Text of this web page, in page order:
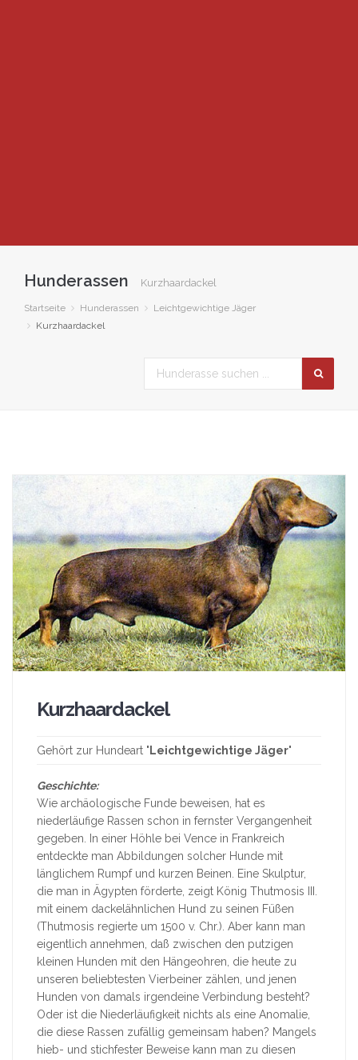
Hunderassen Kurzhaardackel
Startseite Hunderassen
Leichtgewichtige Jäger
Kurzhaardackel
Kurzhaardackel
Gehört zur Hundeart " Leichtgewichtige Jäger"
Geschichte:
Wie archäologische Funde beweisen, hat es
niederläufige Rassen schon in fernster Vergangenheit
gegeben. In einer Höhle bei Vence in Frankreich
entdeckte man Abbildungen solcher Hunde mit
länglichem Rumpf und kurzen Beinen. Eine Skulptur,
die man in Ägypten förderte, zeigt König Thutmosis III.
mit einem dackelähnlichen Hund zu seinen Füßen
(Thutmosis regierte um 1500 v. Chr.). Aber kann man
eigentlich annehmen, daß zwischen den putzigen
kleinen Hunden mit den Hängeohren, die heute zu
unseren beliebtesten Vierbeiner zählen, und jenen
Hunden von damals irgendeine Verbindung besteht?
Oder ist die Niederläufigkeit nichts als eine Anomalie,
die diese Rassen zufällig gemeinsam haben? Mangels
hieb- und stichfester Beweise kann man zu diesen